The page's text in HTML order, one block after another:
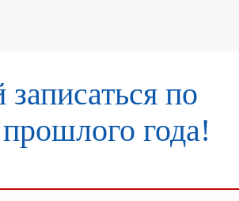
записаться по
года!